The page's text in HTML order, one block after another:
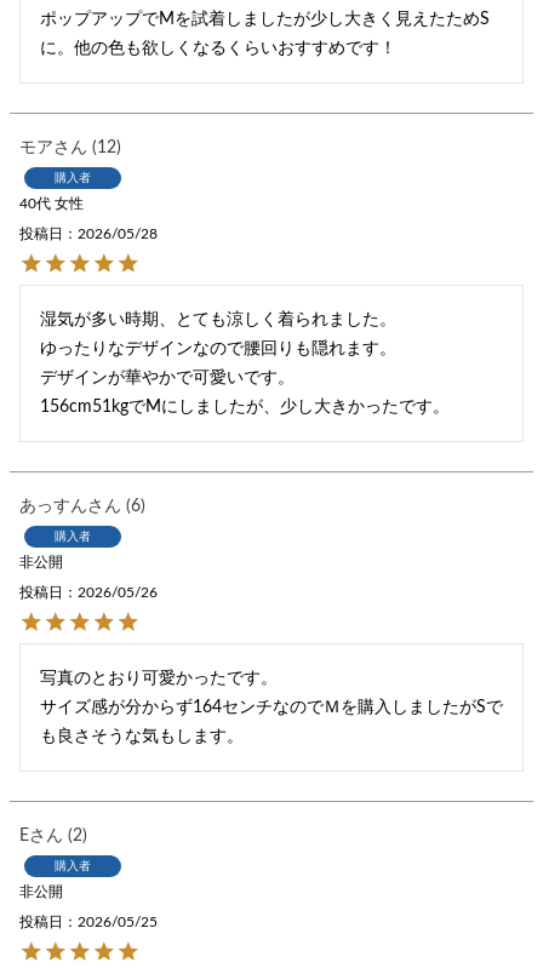
ポップアップでMを試着しましたが少し大きく見えたためS
に。他の色も欲しくなるくらいおすすめです！
モア 12
購入者
40代 女性
投稿日 2026/05/28
湿気が多い時期、とても涼しく着られました。
ゆったりなデザインなので腰回りも隠れます。
デザインが華やかで可愛いです。
156cm51kgでMにしましたが、少し大きかったです。
あっすん 6
購入者
非公開
投稿日 2026/05/26
写真のとおり可愛かったです。
サイズ感が分からず164センチなのでＭを購入しましたがSで
E 2
購入者
非公開
投稿日 2026/05/25